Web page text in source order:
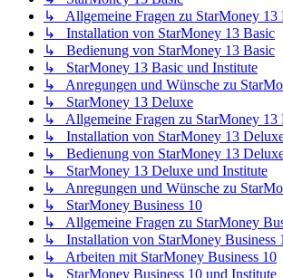
↳ Allgemeine Fragen zu StarMoney 13
↳ Installation von StarMoney 13 Basic
↳ Bedienung von StarMoney 13 Basic
↳ StarMoney 13 Basic und Institute
↳ Anregungen und Wünsche zu
↳ StarMoney 13 Deluxe
↳ Allgemeine Fragen zu StarMoney 13
↳ Installation von StarMoney 13
↳ Bedienung von StarMoney 13
↳ StarMoney 13 Deluxe und Institute
↳ Anregungen und Wünsche zu
↳ StarMoney Business 10
↳ Allgemeine Fragen zu StarMoney
↳ Installation von StarMoney Business
↳ Arbeiten mit StarMoney Business 10
↳ StarMoney Business 10 und Institute